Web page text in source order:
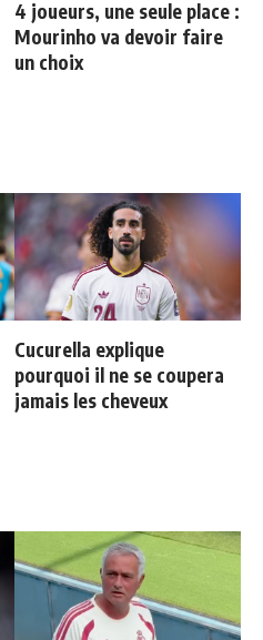
4 joueurs, une seule place :
Mourinho va devoir faire
un choix
Cucurella explique
pourquoi il ne se coupera
jamais les cheveux